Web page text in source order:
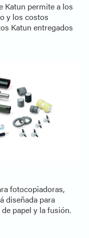
Katun permite a los
y los costos
Katun entregados
fotocopiadoras,
diseñada para
papel y la fusión.